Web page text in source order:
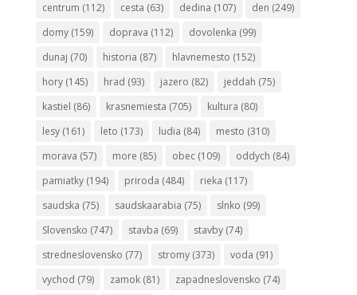
centrum (112) cesta (63) dedina (107) den (249)
domy(159) doprava (112) dovolenka (99)
dunaj (70) historia (87) hlavnemesto (152)
hory(145) hrad (93) jazero (82) jeddah (75)
kastiel (86) krasnemiesta (705) kultura (80)
lesy(161) leto (173) ludia (84) mesto (310)
morava (57) more (85) obec(109) oddych (84)
pamiatky(194) priroda (484) rieka (117)
saudska (75) saudskaarabia (75) slnko (99)
Slovensko (747) stavba (69) stavby(74)
stredneslovensko (77) stromy(373) voda (91)
vychod (79) zamok(81) zapadneslovensko (74)